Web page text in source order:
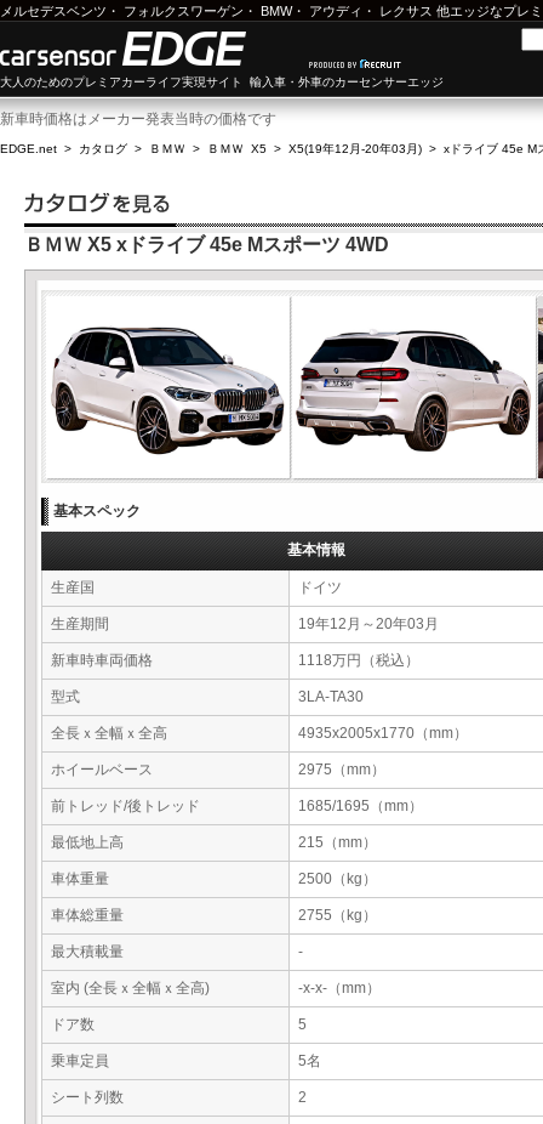
メルセデスベンツ ・ フォルクスワーゲン ・ BMW・ アウディ ・ レクサス 他エッジなプレ
大人のためのプレミアカーライフ実現サイト 輸入車・外車のカーセンサーエッジ
新車時価格はメーカー発表当時の価格です
EDGE.net > カタログ > ＢＭＷ > ＢＭＷ X5 > X5(19年12月-20年03月) > xドライブ 45e M
ＢＭＷ X5 xドライブ 45e Mスポーツ 4WD
基本スペック
基本情報
生産国 ドイツ
生産期間 19年12月～20年03月
新車時車両価格 1118万円（税込）
型式 3LA-TA30
全長ｘ全幅ｘ全高 4935x2005x1770（mm）
ホイールベース 2975（mm）
前トレッド/後トレッド 1685/1695（mm）
最低地上高 215（mm）
車体重量 2500（kg）
車体総重量 2755（kg）
最大積載量 -
室内 (全長ｘ全幅ｘ全高) -x-x-（mm）
ドア数 5
乗車定員 5名
シート列数 2